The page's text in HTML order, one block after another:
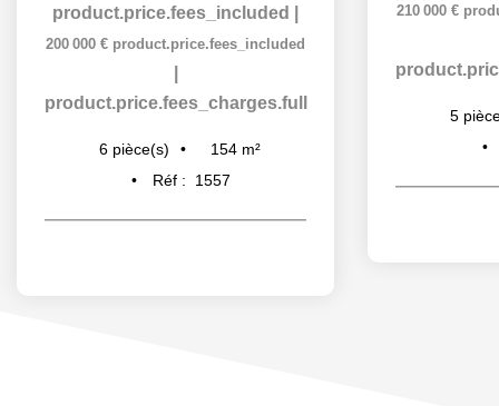
product.price.fees_included
200 000 € product.price.fees_included
product.price.fees_charges.full
6 pièce(s) 154 m²
Réf :
1557
210 000 €
5